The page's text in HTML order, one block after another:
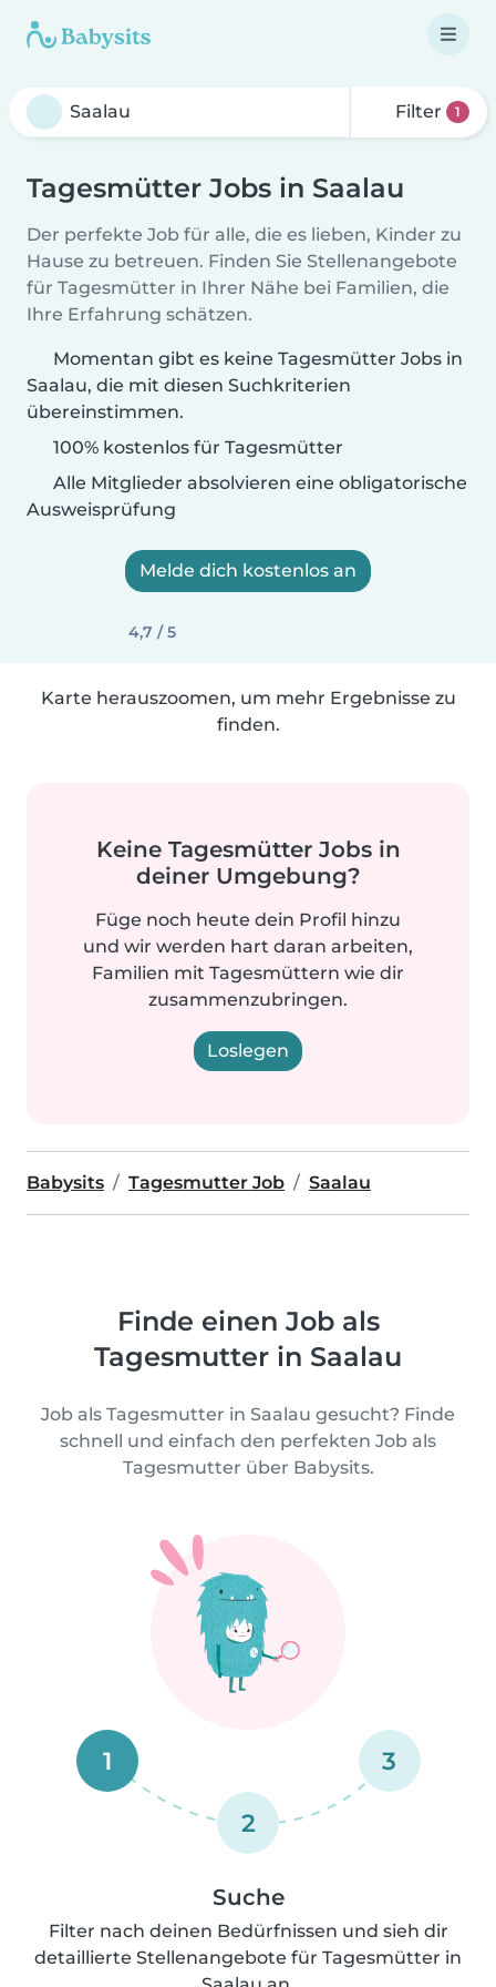
Filter 1
Tagesmütter Jobs in Saalau
Der perfekte Job für alle, die es lieben, Kinder zu
Hause zu betreuen. Finden Sie Stellenangebote
für Tagesmütter in Ihrer Nähe bei Familien, die
Ihre Erfahrung schätzen.
Momentan gibt es keine Tagesmütter Jobs in
Saalau, die mit diesen Suchkriterien
übereinstimmen.
100% kostenlos für Tagesmütter
Alle Mitglieder absolvieren eine obligatorische
Ausweisprüfung
Melde dich kostenlos an
4,7 / 5
Karte herauszoomen, um mehr Ergebnisse zu
finden.
Keine Tagesmütter Jobs in
deiner Umgebung?
Füge noch heute dein Profil hinzu
und wir werden hart daran arbeiten,
Familien mit Tagesmüttern wie dir
zusammenzubringen.
Loslegen
Babysits Tagesmutter Job Saalau
Finde einen Job als
Tagesmutter in Saalau
Job als Tagesmutter in Saalau gesucht? Finde
schnell und einfach den perfekten Job als
Tagesmutter über Babysits.
1
2
3
Suche
Filter nach deinen Bedürfnissen und sieh dir
detaillierte Stellenangebote für Tagesmütter in